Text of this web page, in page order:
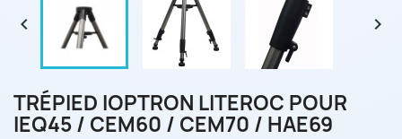
 
TRÉPIED IOPTRON LITEROC POUR
IEQ45 / CEM60 / CEM70 / HAE69